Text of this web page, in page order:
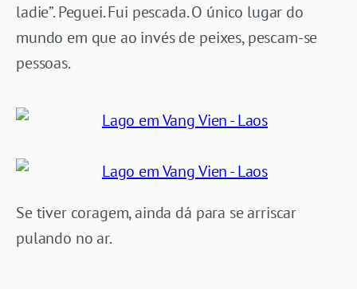
ladie”. Peguei. Fui pescada. O único lugar do
mundo em que ao invés de peixes, pescam-se
pessoas.
Se tiver coragem, ainda dá para se arriscar
pulando no ar.